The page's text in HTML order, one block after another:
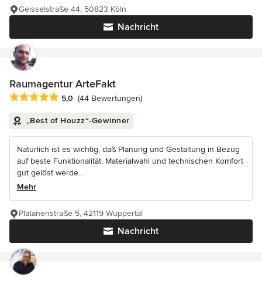
Nachricht
Geisselstraße 44, 50823 Köln
Raumagentur ArteFakt
Durchschnittliche Bewertung: 5 von 5 Sternen
5,0 (44 Bewertungen)
„Best of Houzz“-Gewinner
Natürlich ist es wichtig, daß Planung und Gestaltung in Bezug
auf beste Funktionalität, Materialwahl und technischen Komfort
gut gelöst werde...
Mehr
Nachricht
Platanenstraße 5, 42119 Wuppertal